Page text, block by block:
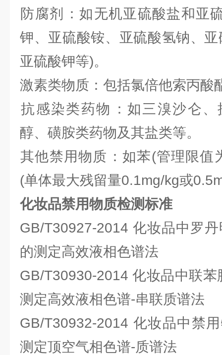
防腐剂‌：如无机亚硫酸盐和亚
钾、亚硫酸铵、亚硫酸氢钠、
亚硫酸钾等)‌。
激素类物质‌：包括氯倍他索丙酸
抗感染类药物‌：如三溴沙仑
醇、磺胺类药物及其盐类等‌。
其他禁用物质‌：如苯(管理限值
(单体最大残留量0.1mg/kg或
化妆品禁用物质检测标准
GB/T30927-2014 化妆品中罗
的测定高效液相色谱法
GB/T30930-2014 化妆品中联
测定高效液相色谱-串联质谱法
GB/T30932-2014 化妆品中禁
测定顶空气相色谱-质谱法